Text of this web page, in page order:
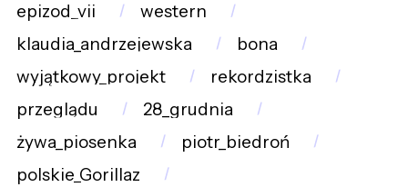
epizod_vii
western
klaudia_andrzejewska
bona
wyjątkowy_projekt
rekordzistka
przeglądu
28_grudnia
żywa_piosenka
piotr_biedroń
polskie_Gorillaz